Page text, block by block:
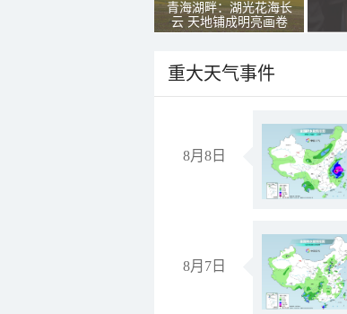
青海湖畔：湖光花海长
云 天地铺成明亮画卷
重大天气事件
8月8日
8月7日